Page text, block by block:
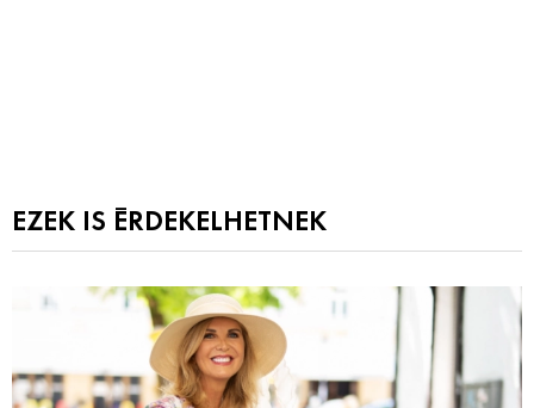
EZEK IS ÉRDEKELHETNEK